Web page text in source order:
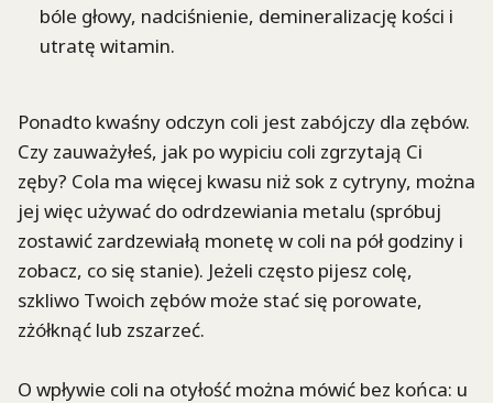
bóle głowy, nadciśnienie, demineralizację kości i
utratę witamin.
Ponadto kwaśny odczyn coli jest zabójczy dla zębów.
Czy zauważyłeś, jak po wypiciu coli zgrzytają Ci
zęby? Cola ma więcej kwasu niż sok z cytryny, można
jej więc używać do odrdzewiania metalu (spróbuj
zostawić zardzewiałą monetę w coli na pół godziny i
zobacz, co się stanie). Jeżeli często pijesz colę,
szkliwo Twoich zębów może stać się porowate,
zżółknąć lub zszarzeć.
O wpływie coli na otyłość można mówić bez końca: u